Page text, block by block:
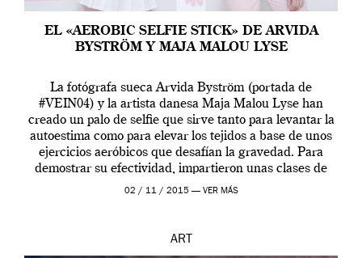
EL «AEROBIC SELFIE STICK» DE ARVIDA
BYSTRÖM Y MAJA MALOU LYSE
La fotógrafa sueca Arvida Byström (portada de
#VEIN04) y la artista danesa Maja Malou Lyse han
creado un palo de selfie que sirve tanto para levantar la
autoestima como para elevar los tejidos a base de unos
ejercicios aeróbicos que desafían la gravedad. Para
demostrar su efectividad, impartieron unas clases de
prueba en el Tate […]
02 / 11 / 2015 — VER MÁS
ART